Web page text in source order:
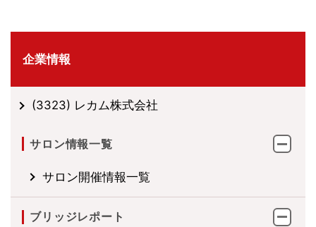
企業情報
(3323) レカム株式会社
サロン情報一覧
サロン開催情報一覧
ブリッジレポート